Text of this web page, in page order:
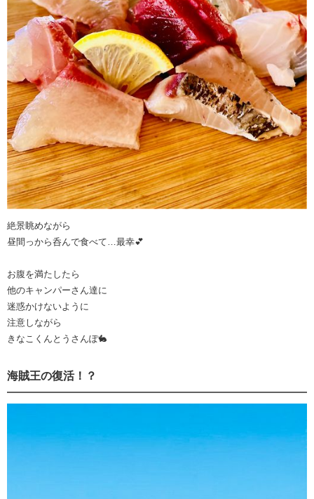
絶景眺めながら
昼間っから呑んで食べて…最幸💕
お腹を満たしたら
他のキャンパーさん達に
迷惑かけないように
注意しながら
きなこくんとうさんぽ🐇
海賊王の復活！？